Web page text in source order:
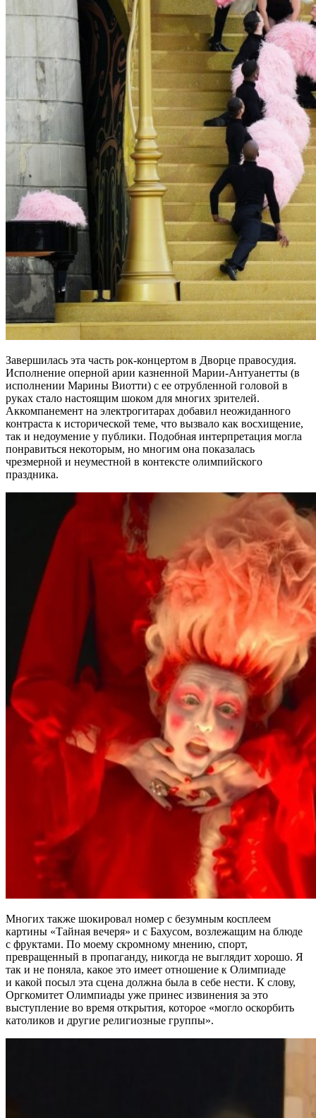
Завершилась эта часть рок-концертом в Дворце правосудия.
Исполнение оперной арии казненной Марии-Антуанетты (в
исполнении Марины Виотти) с ее отрубленной головой в
руках стало настоящим шоком для многих зрителей.
Аккомпанемент на электрогитарах добавил неожиданного
контраста к исторической теме, что вызвало как восхищение,
так и недоумение у публики. Подобная интерпретация могла
понравиться некоторым, но многим она показалась
чрезмерной и неуместной в контексте олимпийского
праздника.
Многих также шокировал номер с безумным косплеем
картины «Тайная вечеря» и с Бахусом, возлежащим на блюде
с фруктами. По моему скромному мнению, спорт,
превращенный в пропаганду, никогда не выглядит хорошо. Я
так и не поняла, какое это имеет отношение к Олимпиаде
и какой посыл эта сцена должна была в себе нести. К слову,
Оргкомитет Олимпиады уже принес извинения за это
выступление во время открытия, которое «могло оскорбить
католиков и другие религиозные группы».